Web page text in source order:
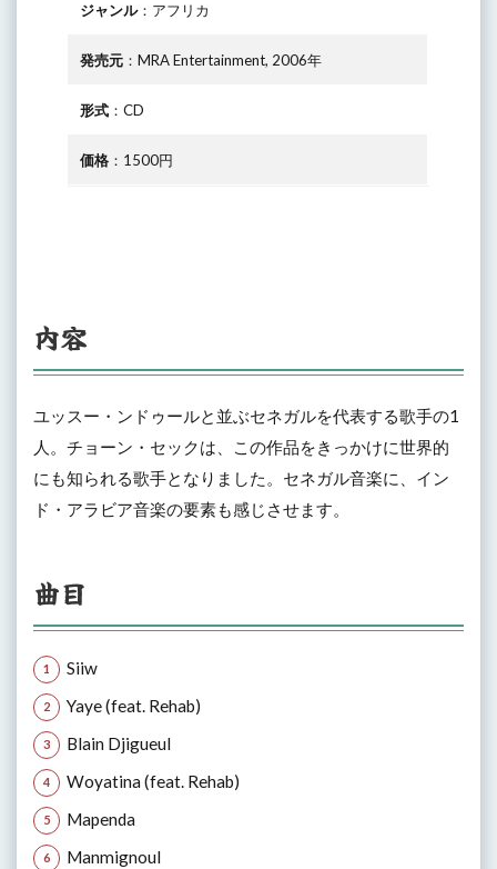
ジャンル：アフリカ
発売元 ：MRA Entertainment, 2006年
形式 ：CD
価格 ：1500円
内容
ユッスー・ンドゥールと並ぶセネガルを代表する歌手の1
人。チョーン・セックは、この作品をきっかけに世界的
にも知られる歌手となりました。セネガル音楽に、イン
ド・アラビア音楽の要素も感じさせます。
曲目
Siiw
Yaye (feat. Rehab)
Blain Djigueul
Woyatina (feat. Rehab)
Mapenda
Manmignoul